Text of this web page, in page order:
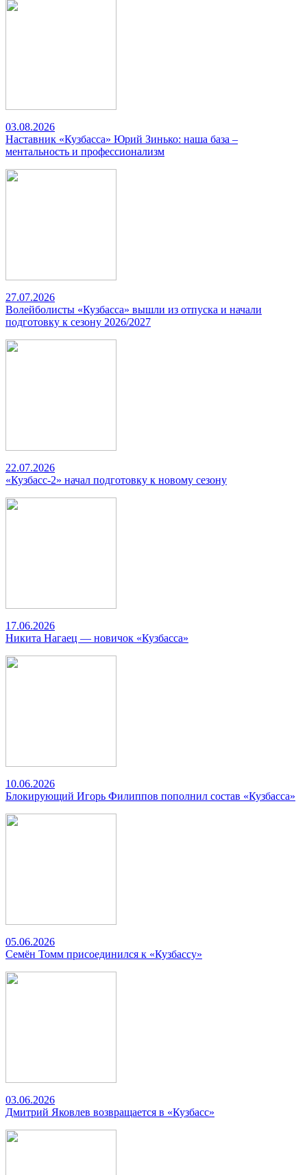
03.08.2026
Наставник «Кузбасса» Юрий Зинько: наша база –
ментальность и профессионализм
27.07.2026
Волейболисты «Кузбасса» вышли из отпуска и начали
подготовку к сезону 2026/2027
22.07.2026
«Кузбасс-2» начал подготовку к новому сезону
17.06.2026
Никита Нагаец — новичок «Кузбасса»
10.06.2026
Блокирующий Игорь Филиппов пополнил состав «Кузбасса»
05.06.2026
Семён Томм присоединился к «Кузбассу»
03.06.2026
Дмитрий Яковлев возвращается в «Кузбасс»